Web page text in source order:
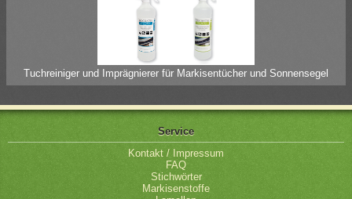
Tuchreiniger und Imprägnierer für Markisentücher und Sonnensegel
Service
Kontakt / Impressum
FAQ
Stichwörter
Markisenstoffe